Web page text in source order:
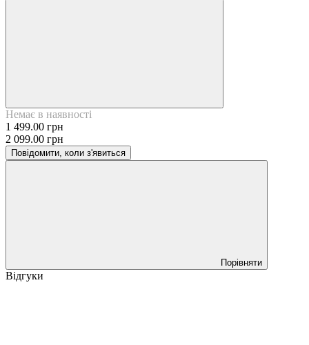
Немає в наявності
1 499.00 грн
2 099.00 грн
Повідомити, коли з'явиться
Порівняти
Відгуки